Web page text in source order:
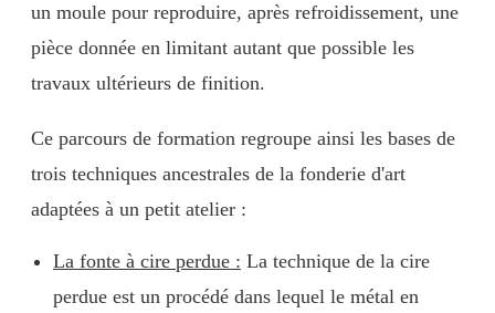
un moule pour reproduire, après refroidissement, une
pièce donnée en limitant autant que possible les
travaux ultérieurs de finition.
Ce parcours de formation regroupe ainsi les bases de
trois techniques ancestrales de la fonderie d'art
adaptées à un petit atelier :
La fonte à cire perdue : La technique de la cire
perdue est un procédé dans lequel le métal en